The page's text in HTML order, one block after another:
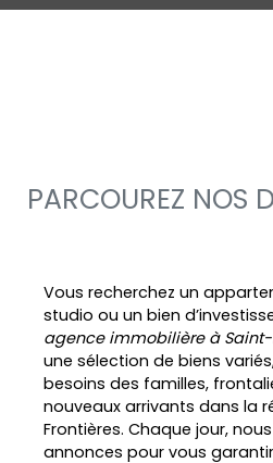
PARCOUREZ NOS
Vous recherchez un
studio ou un bien
agence immobilière à Saint-
une sélection de biens
besoins des familles,
nouveaux arrivants dans la
Frontières. Chaque jour,
annonces pour vous